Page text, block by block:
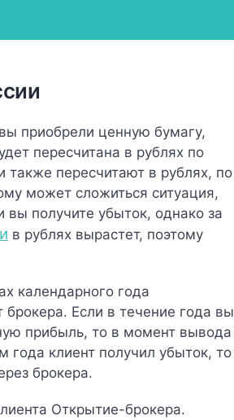
приобрели ценную бумагу,
пересчитана в рублях по
также пересчитают в рублях, по
может сложиться ситуация,
вы получите убыток, однако за
в рублях вырастет, поэтому
календарного года
Если в течение года вы
прибыль, то в момент вывода
года клиент получил убыток, то
брокера.
Открытие-брокера.